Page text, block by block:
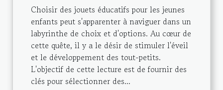
Choisir des jouets éducatifs pour les jeunes
enfants peut s'apparenter à naviguer dans un
labyrinthe de choix et d'options. Au cœur de
cette quête, il y a le désir de stimuler l'éveil
et le développement des tout-petits.
L'objectif de cette lecture est de fournir des
clés pour sélectionner des...